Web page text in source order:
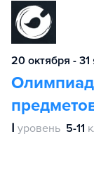
20 октября - 31
Ⅰ уровень 5-11